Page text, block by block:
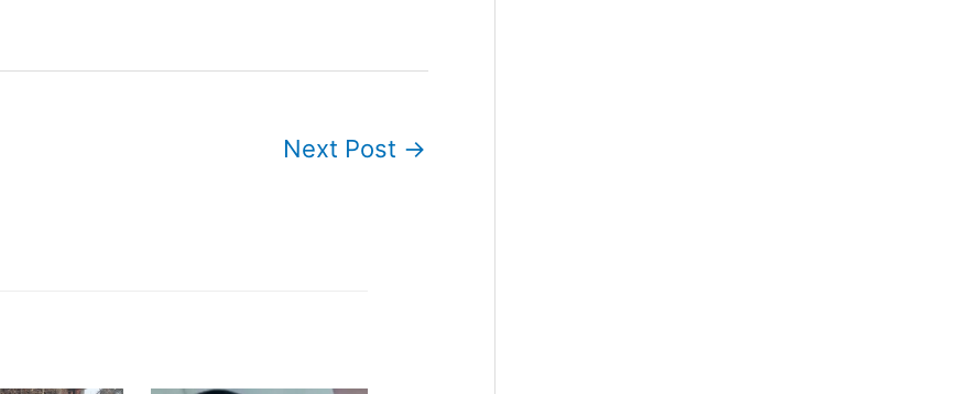
Next Post →